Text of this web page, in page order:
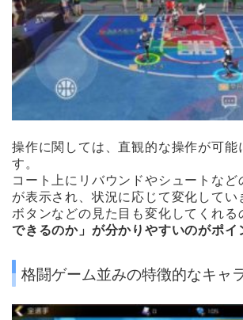
操作に関しては、直観的な操作が可能
す。
コート上にリバウンドやシュートなど
が表示され、状況に応じて変化してい
ボタンなどの見た目も変化してくれる
できるのか」が分かりやすいのがポイ
格闘ゲーム並みの特徴的なキャ